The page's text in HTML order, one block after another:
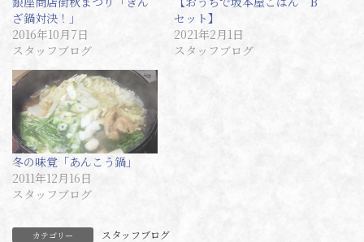
ざ鍋対決！」
2016年10月7日
スタッフブログ
セット】
2021年2月1日
スタッフブログ
冬の味覚「あんこう鍋」
2011年12月16日
スタッフブログ
カテゴリー スタッフブログ